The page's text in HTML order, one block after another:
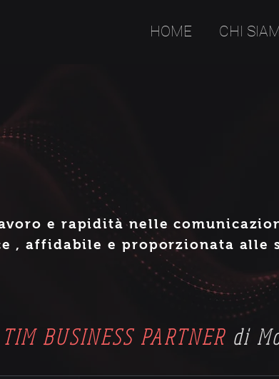
HOME CHI
e rapidità nelle
, affidabile e proporzionata alle
TIM BUSINESS PARTNER di